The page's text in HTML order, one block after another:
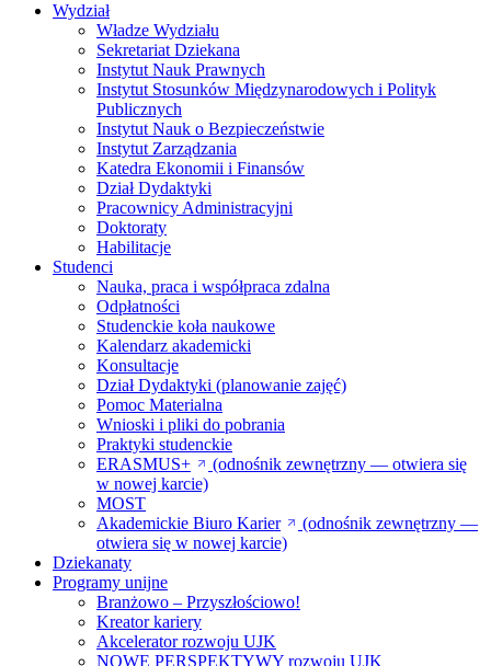
Wydział
Władze Wydziału
Sekretariat Dziekana
Instytut Nauk Prawnych
Instytut Stosunków Międzynarodowych i Polityk
Publicznych
Instytut Nauk o Bezpieczeństwie
Instytut Zarządzania
Katedra Ekonomii i Finansów
Dział Dydaktyki
Pracownicy Administracyjni
Doktoraty
Habilitacje
Studenci
Nauka, praca i współpraca zdalna
Odpłatności
Studenckie koła naukowe
Kalendarz akademicki
Konsultacje
Dział Dydaktyki (planowanie zajęć)
Pomoc Materialna
Wnioski i pliki do pobrania
Praktyki studenckie
ERASMUS+
(odnośnik zewnętrzny — otwiera się
w nowej karcie)
MOST
Akademickie Biuro Karier
(odnośnik zewnętrzny —
otwiera się w nowej karcie)
Dziekanaty
Programy unijne
Branżowo – Przyszłościowo!
Kreator kariery
Akcelerator rozwoju UJK
NOWE PERSPEKTYWY rozwoju UJK